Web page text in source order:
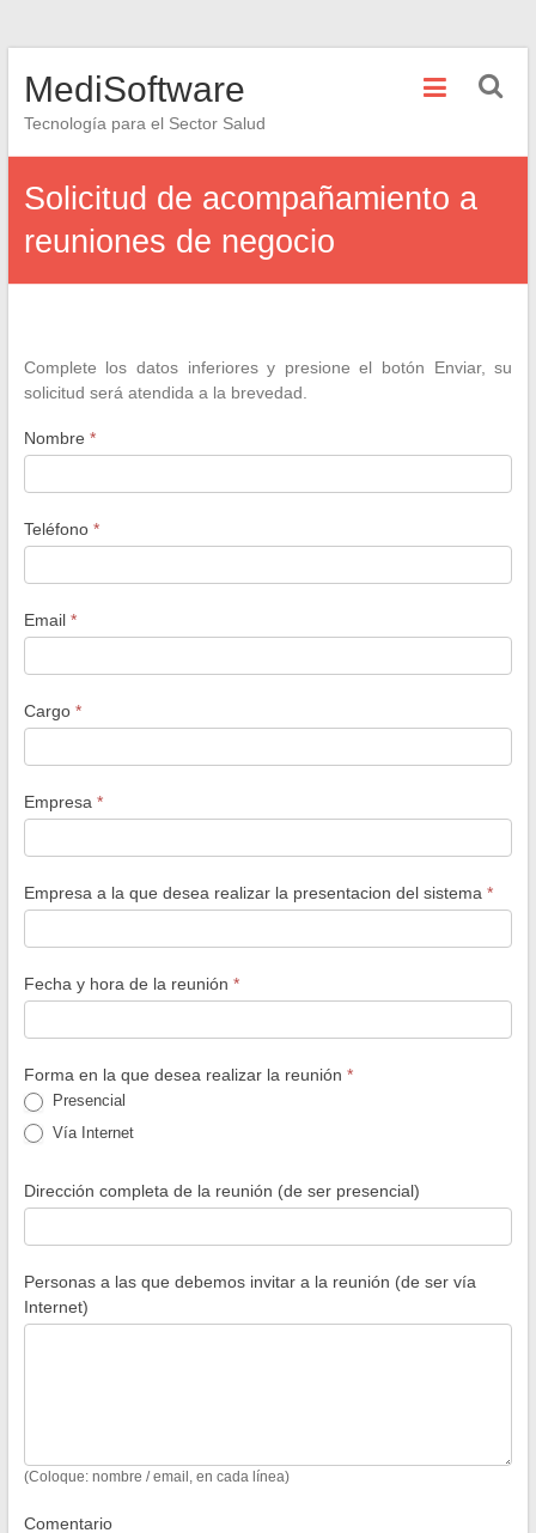
MediSoftware
Tecnología para el Sector Salud
Solicitud de acompañamiento a
reuniones de negocio
Complete los datos inferiores y presione el botón Enviar, su
solicitud será atendida a la brevedad.
Nombre *
Teléfono *
Email *
Cargo *
Empresa *
Empresa a la que desea realizar la presentacion del sistema *
Fecha y hora de la reunión *
Forma en la que desea realizar la reunión *
Presencial
Vía Internet
Dirección completa de la reunión (de ser presencial)
Personas a las que debemos invitar a la reunión (de ser vía
Internet)
(Coloque: nombre / email, en cada línea)
Comentario